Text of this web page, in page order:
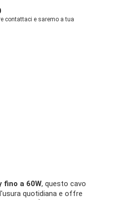
contattaci e saremo a tua
fino a 60W, questo cavo
quotidiana e offre